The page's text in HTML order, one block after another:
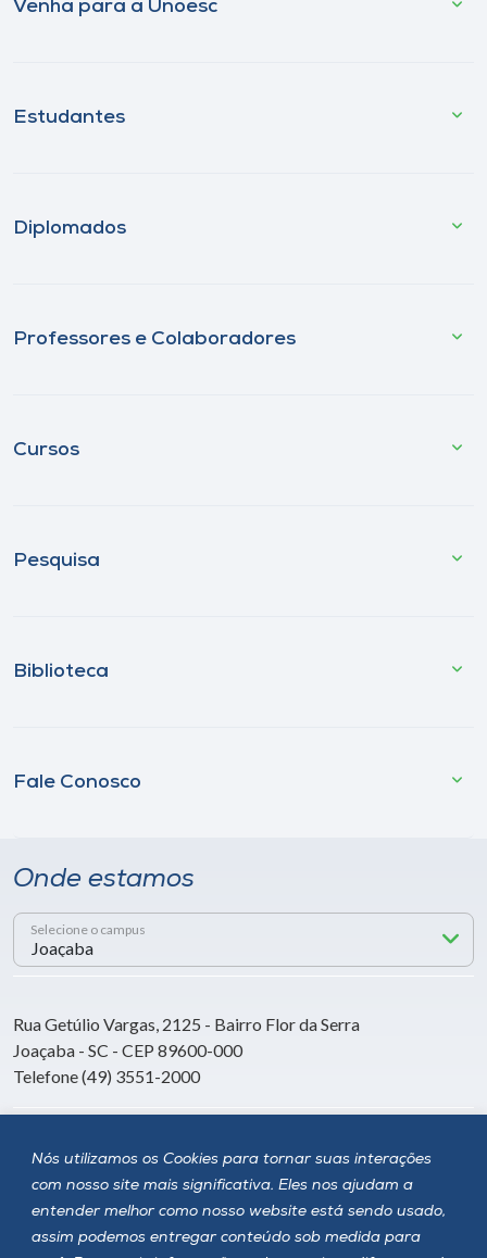
Nós utilizamos os Cookies para tornar suas interações
com nosso site mais significativa. Eles nos ajudam a
entender melhor como nosso website está sendo usado,
assim podemos entregar conteúdo sob medida para
Venha para a Unoesc
Estudantes
Diplomados
Professores e Colaboradores
Cursos
Pesquisa
Biblioteca
Fale Conosco
Onde estamos
Selecione o campus
Rua Getúlio Vargas, 2125 - Bairro Flor da Serra
Joaçaba - SC - CEP 89600-000
Telefone (49) 3551-2000
Siga a Unoesc